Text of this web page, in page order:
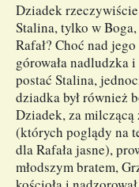
Dziadek
Stalina, tylko w
Rafał? Choć nad
górowała nadludzka
postać Stalina,
dziadka był również
Dziadek, za
(których poglądy na
dla Rafała jasne),
młodszym bratem,